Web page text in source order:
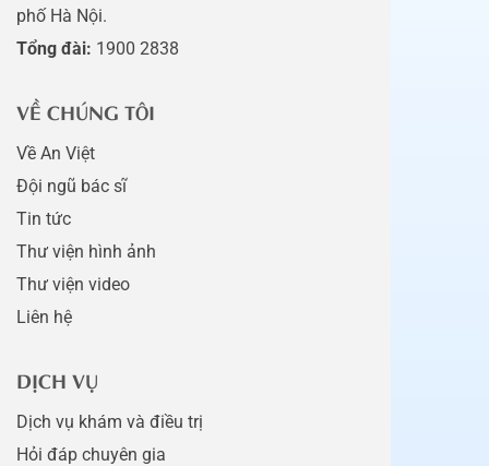
phố Hà Nội.
Tổng đài: 1900 2838
VỀ CHÚNG TÔI
Về An Việt
Đội ngũ bác sĩ
Tin tức
Thư viện hình ảnh
Thư viện video
Liên hệ
DỊCH VỤ
Dịch vụ khám và điều trị
Hỏi đáp chuyên gia